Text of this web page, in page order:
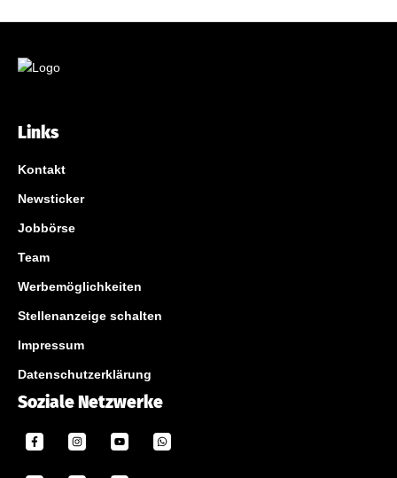
Links
Kontakt
Newsticker
Jobbörse
Team
Werbemöglichkeiten
Stellenanzeige schalten
Impressum
Datenschutzerklärung
Soziale Netzwerke